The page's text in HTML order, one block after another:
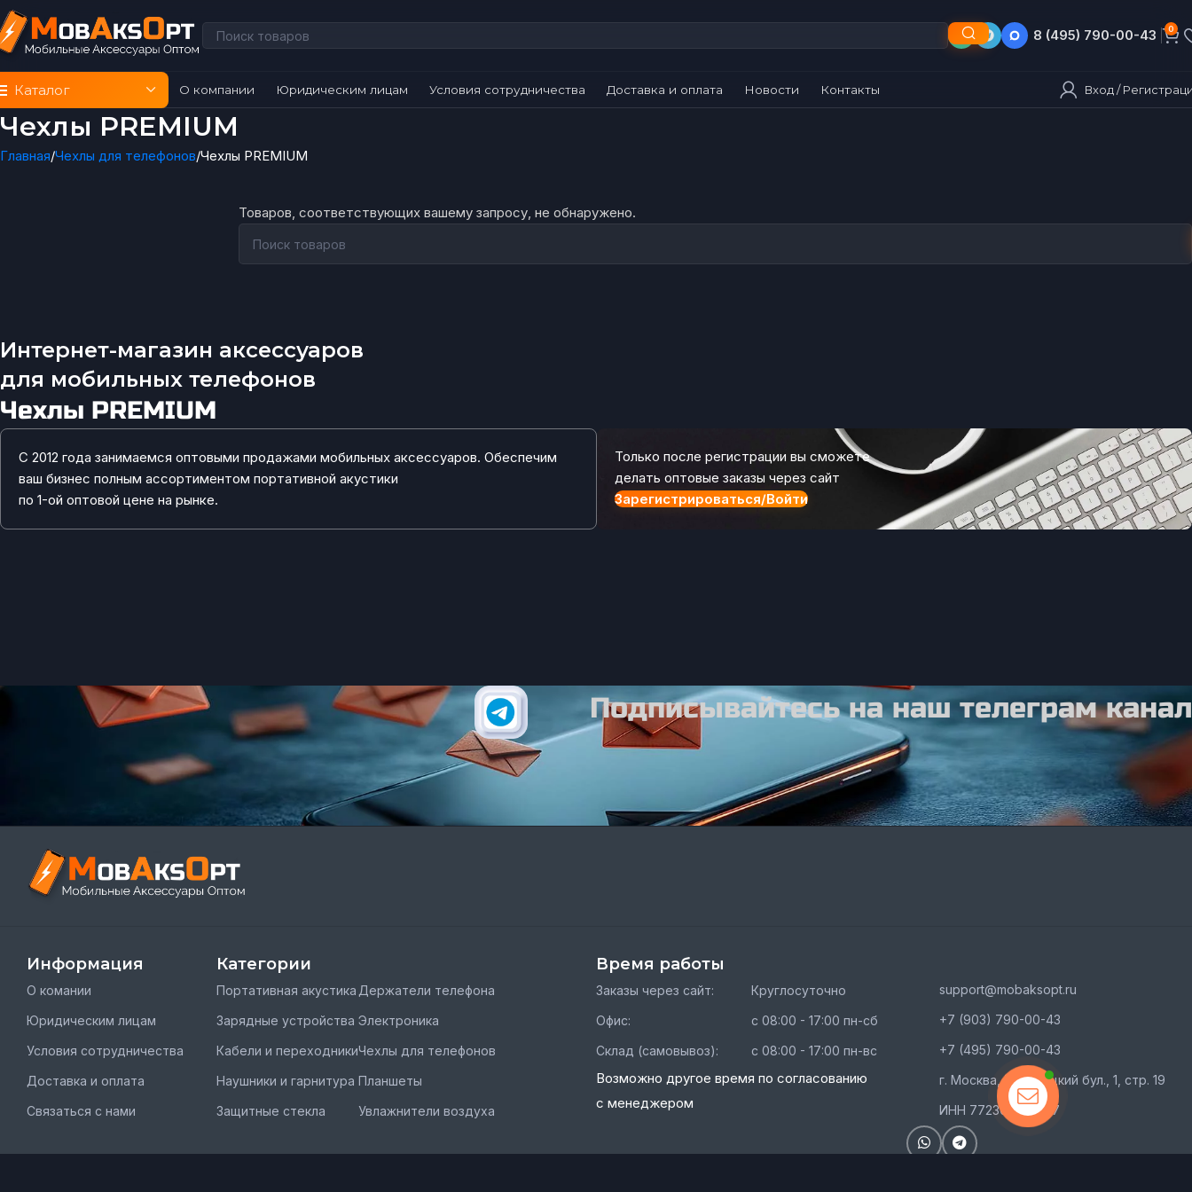
8 (495) 790-00-43 8 (903) 790-00-43 0
Каталог О компании Юридическим лицам Условия сотрудничества Доставка и оплата Новости Контакты Вход /
Чехлы PREMIUM
Главная Чехлы для телефонов Чехлы PREMIUM
Товаров, соответствующих вашему запросу, не обнаружено.
Интернет-магазин аксессуаров
для мобильных телефонов
Чехлы PREMIUM
С 2012 года занимаемся оптовыми продажами мобильных аксессуаров. Обеспечим
ваш бизнес полным ассортиментом портативной акустики
по 1-ой оптовой цене на рынке.
Только после регистрации вы сможете
делать оптовые заказы через сайт
Зарегистрироваться/Войти
Подписывайтесь на наш телеграм канал
Информация
О комании
Юридическим лицам
Условия сотрудничества
Доставка и оплата
Связаться с нами
Категории
Портативная акустика
Зарядные устройства
Кабели и переходники
Наушники и гарнитура
Защитные стекла
Держатели телефона
Электроника
Чехлы для телефонов
Планшеты
Увлажнители воздуха
Время работы
Заказы через сайт:
Офис:
Склад (самовывоз):
Круглосуточно
с 08:00 - 17:00 пн-сб
с 08:00 - 17:00 пн-вс
Возможно другое время по согласованию
с менеджером
support@mobaksopt.ru
+7 (903) 790-00-43
+7 (495) 790-00-43
г. Москва, Тихорецкий бул., 1, стр. 19
ИНН 772304608817
Связаться с
нами